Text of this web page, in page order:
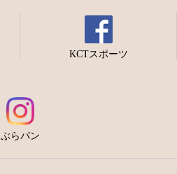
KCTスポーツ
ぶらパン